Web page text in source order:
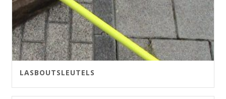
LASBOUTSLEUTELS